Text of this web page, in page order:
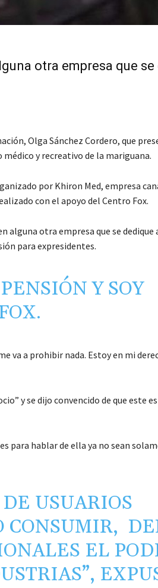
otra empresa que
Olga Sánchez Cordero, que
y recreativo de la mariguana.
por Khiron Med, empresa
con el apoyo del Centro Fox.
alguna otra empresa que se dedique
para expresidentes.
Y SOY
va a prohibir nada. Estoy en mi
y se dijo convencido de que este
para hablar de ella ya no sean
USUARIOS
CONSUMIR,
EL